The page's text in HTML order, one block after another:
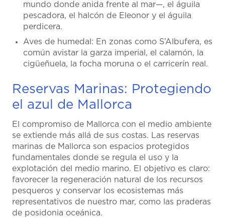
mundo donde anida frente al mar—, el águila
pescadora, el halcón de Eleonor y el águila
perdicera.
Aves de humedal: En zonas como S’Albufera, es
común avistar la garza imperial, el calamón, la
cigüeñuela, la focha moruna o el carricerín real.
Reservas Marinas: Protegiendo
el azul de Mallorca
El compromiso de Mallorca con el medio ambiente
se extiende más allá de sus costas. Las reservas
marinas de Mallorca son espacios protegidos
fundamentales donde se regula el uso y la
explotación del medio marino. El objetivo es claro:
favorecer la regeneración natural de los recursos
pesqueros y conservar los ecosistemas más
representativos de nuestro mar, como las praderas
de posidonia oceánica.